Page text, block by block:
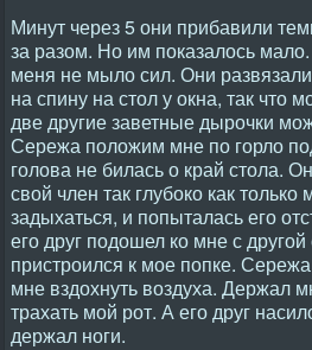
Минут через 5 они прибавили
за разом. Но им показалось
меня не мыло сил. Они
на спину на стол у окна, так что
две другие заветные дырочки
Сережа положим мне по горло
голова не билась о край стола.
свой член так глубоко как только
задыхаться, и попыталась его
его друг подошел ко мне с
пристроился к мое попке.
мне вздохнуть воздуха. Держал
трахать мой рот. А его друг
держал ноги.